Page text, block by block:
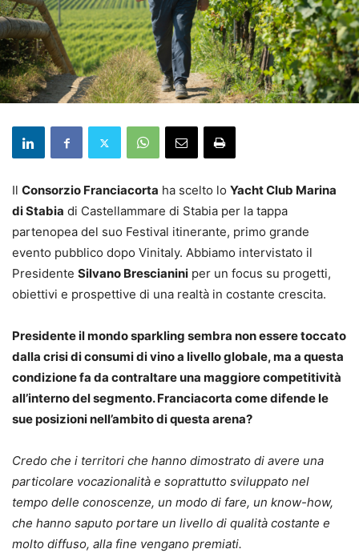
Il Consorzio Franciacorta ha scelto lo Yacht Club Marina
di Stabia di Castellammare di Stabia per la tappa
partenopea del suo Festival itinerante, primo grande
evento pubblico dopo Vinitaly. Abbiamo intervistato il
Presidente Silvano Brescianini per un focus su progetti,
obiettivi e prospettive di una realtà in costante crescita.
Presidente il mondo sparkling sembra non essere toccato
dalla crisi di consumi di vino a livello globale, ma a questa
condizione fa da contraltare una maggiore competitività
all’interno del segmento. Franciacorta come difende le
sue posizioni nell’ambito di questa arena?
Credo che i territori che hanno dimostrato di avere una
particolare vocazionalità e soprattutto sviluppato nel
tempo delle conoscenze, un modo di fare, un know-how,
che hanno saputo portare un livello di qualità costante e
molto diffuso, alla fine vengano premiati.